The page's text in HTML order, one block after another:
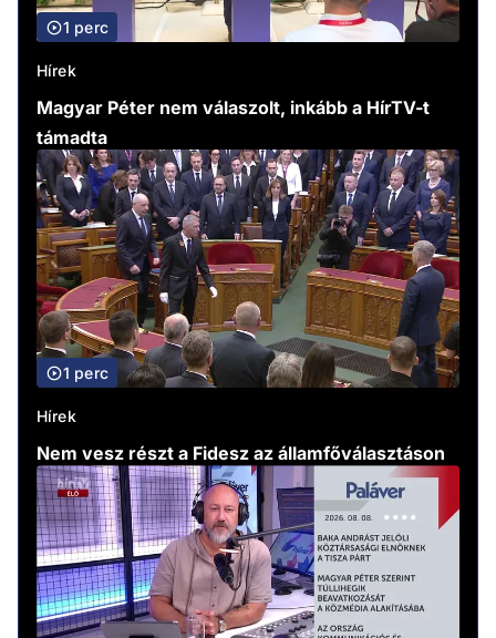
1 perc
Hírek
Magyar Péter nem válaszolt, inkább a HírTV-t
támadta
1 perc
Hírek
Nem vesz részt a Fidesz az államfőválasztáson